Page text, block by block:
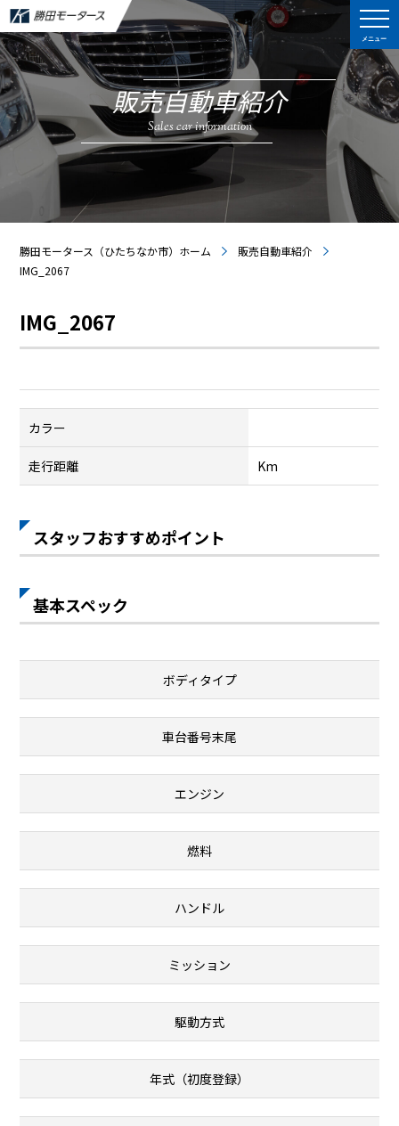
メニュー
販売自動車紹介
Sales car information
勝田モータース（ひたちなか市）ホーム
販売自動車紹介
IMG_2067
IMG_2067
カラー
走行距離 Km
スタッフおすすめポイント
基本スペック
ボディタイプ
車台番号末尾
エンジン
燃料
ハンドル
ミッション
駆動方式
年式（初度登録）